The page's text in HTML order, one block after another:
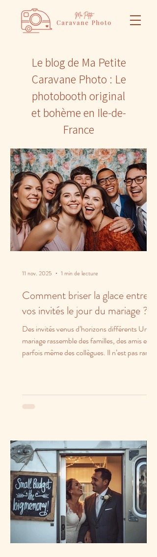
Le blog de Ma Petite
Caravane Photo : Le
photobooth original
et bohème en Ile-de-
France
Comment briser la glace entre
vos invités le jour du mariage ?
Des invités venus d’horizons différents Un
mariage rassemble des familles, des amis et
parfois même des collègues. Il n’est pas rare
11 nov. 2025 1 min de lecture